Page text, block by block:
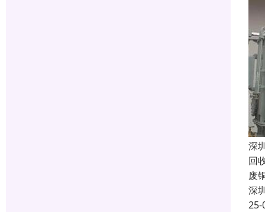
深
回
废
深
25-